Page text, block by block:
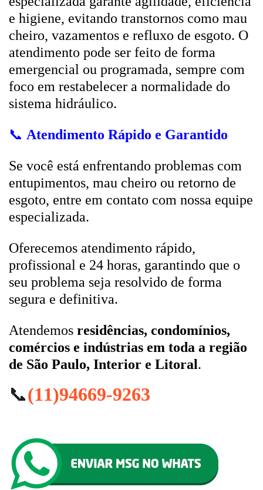
e higiene, evitando transtornos como mau
cheiro, vazamentos e refluxo de esgoto. O
atendimento pode ser feito de forma
emergencial ou programada, sempre com
foco em restabelecer a normalidade do
sistema hidráulico.
📞 Atendimento Rápido e Garantido
Se você está enfrentando problemas com
entupimentos, mau cheiro ou retorno de
esgoto, entre em contato com nossa equipe
especializada.
Oferecemos atendimento rápido,
profissional e 24 horas, garantindo que o
seu problema seja resolvido de forma
segura e definitiva.
Atendemos residências, condomínios,
comércios e indústrias em toda a região
de São Paulo, Interior e Litoral.
📞(11)94669-9263